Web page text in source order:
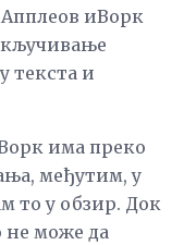
иВорк
текста и
има преко
међутим, у
то у обзир. Док
може да